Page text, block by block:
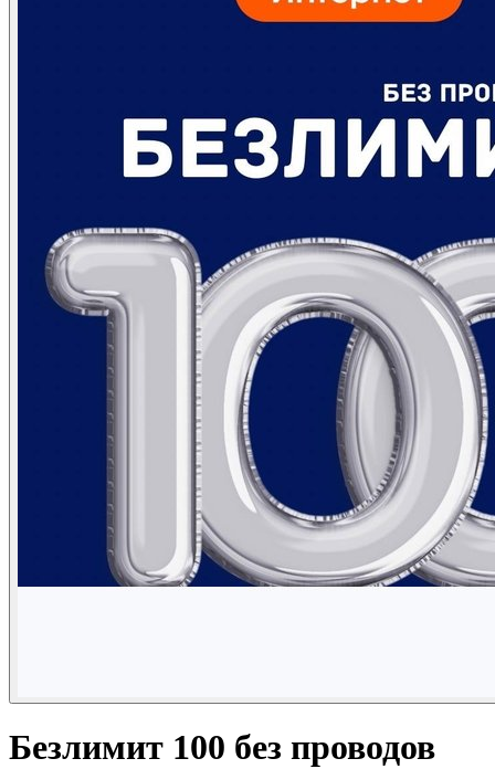
Безлимит 100 без проводов